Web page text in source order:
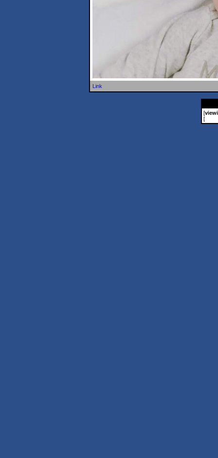
Link
[
[